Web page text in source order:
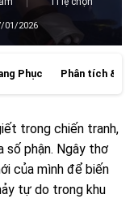
01/2026
Phục Phân tích &
trong chiến tranh,
số phận. Ngây thơ
của mình để biến
tự do trong khu